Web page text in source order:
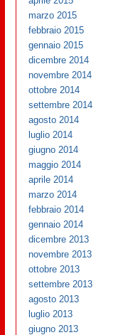
marzo 2015
febbraio 2015
gennaio 2015
dicembre 2014
novembre 2014
ottobre 2014
settembre 2014
agosto 2014
luglio 2014
giugno 2014
maggio 2014
aprile 2014
marzo 2014
febbraio 2014
gennaio 2014
dicembre 2013
novembre 2013
ottobre 2013
settembre 2013
agosto 2013
luglio 2013
giugno 2013